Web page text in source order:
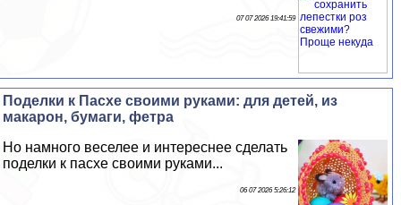
07 07 2026 19:41:59
Поделки к Пасхе своими руками: для детей, из
макарон, бумаги, фетра
Но намного веселее и интереснее сделать
поделки к пасхе своими руками...
06 07 2026 5:26:12